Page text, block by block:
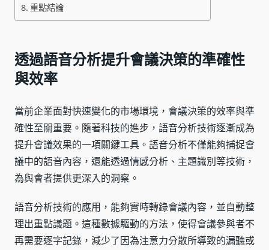
重點結論
透過語音分析提升會議決策的準確性
與效率
當前企業面對快速變化的市場環境，會議決策的效率與準
確性至關重要。隨著科技的進步，語音分析技術逐漸成為
提升會議效果的一項關鍵工具。語音分析不僅能夠捕捉會
議中的語音內容，還能透過情感分析、主題識別等技術，
為與會者提供更深入的洞察。
語音分析技術的應用，能夠實時轉錄會議內容，並自動整
理出重點議題。這種數據驅動的方法，使得會議參與者不
再需要逐字記錄，減少了因為注意力分散所導致的漏聽或